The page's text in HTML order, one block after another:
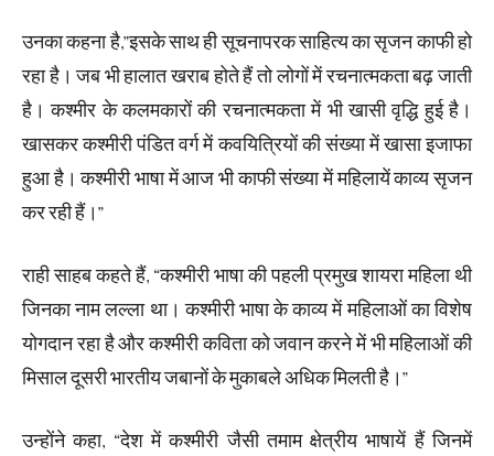
उनका कहना है,”इसके साथ ही सूचनापरक साहित्य का सृजन काफी हो
रहा है। जब भी हालात खराब होते हैं तो लोगों में रचनात्मकता बढ़ जाती
है। कश्मीर के कलमकारों की रचनात्मकता में भी खासी वृद्धि हुई है।
खासकर कश्मीरी पंडित वर्ग में कवयित्रियों की संख्या में खासा इजाफा
हुआ है। कश्मीरी भाषा में आज भी काफी संख्या में महिलायें काव्य सृजन
कर रही हैं।”
राही साहब कहते हैं, “कश्मीरी भाषा की पहली प्रमुख शायरा महिला थी
जिनका नाम लल्ला था। कश्मीरी भाषा के काव्य में महिलाओं का विशेष
योगदान रहा है और कश्मीरी कविता को जवान करने में भी महिलाओं की
मिसाल दूसरी भारतीय जबानों के मुकाबले अधिक मिलती है।”
उन्होंने कहा, “देश में कश्मीरी जैसी तमाम क्षेत्रीय भाषायें हैं जिनमें